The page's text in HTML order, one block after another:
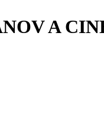
A